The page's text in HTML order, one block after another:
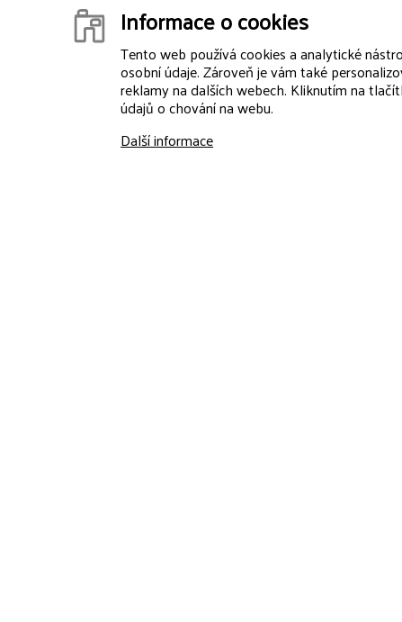
Informace o cookies
Tento web používá cookies a analytické
osobní údaje. Zároveň je vám také
reklamy na dalších webech. Kliknutím na
údajů o chování na webu.
Další informace